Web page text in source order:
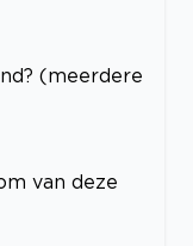
(meerdere
van deze